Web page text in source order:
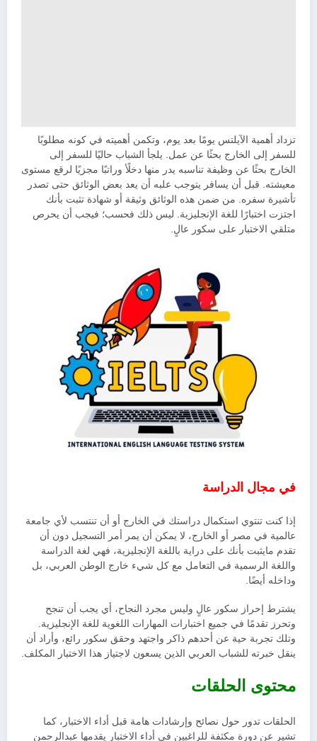
تزداد أهمية الآيلتس يومًا بعد يوم، وتكمن أهميته في كونه مطلوبًا
للسفر إلى الخارج بحثًا عن عمل. يلجأ الشباب حاليًا للسفر إلى
الخارج بحثًا عن وظيفة تناسبه يدر منها دخلًأ وراتبًا مجزيًا لرقع مستوى
معيشته. قبل أن يسافر يتوجب علبه أن يعد بعض الوثائق حتى تصدر
تأشيرة سفره. من ضمن هذه الوثائق وثيقة أو شهادة تثبت بأنك
اجتزت اختبارًا للغة الإنجليزية. ليس ذلك فحسب؛ فيجب أن يحرص
متلقي الاختبار على سكور عالٍ.
في مجال الدراسة
إذا كنت تنتوي استكمال دراستك في الخارج أو أن تنتسب لأي جامعة
عالمية في مصر أو الخارج، لا يمكن أن يمر أمر التسجيل دون أن
تقدم مايثبت بأنك على دراية باللغة الإنجليزية، فهي لغة الدراسة
واللغة الرسمية في التعامل مع كل شيء خارج الوطن العربي، بل
وداخله أيضًا.
يشترط إحراز سكور عالٍ وليس مجرد النجاح، أي يجب أن تنجح
وتحرز تقدمًا في جميع اختبارات المهارات اللغوية للغة الإنجليزية.
وتلك تجربة حية عن أحدهم ذاكر واجتهد وحقق سكور رائع، وأراد أن
ينقل خبرته للشباب العربي الذين يسعون لاجتياز هذا الاختبار المكلف.
محتوى الحلقات
الحلقات تدور حول نصائح وإرشادات هامة قبل أداء الاختبار، كما
تشير عن دورة مكثفة للراغبين في أداء الاختبار يقدمها عبدالرحمن